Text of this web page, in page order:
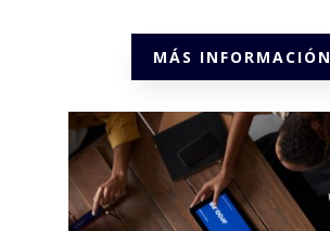
MÁS INFORMACIÓN